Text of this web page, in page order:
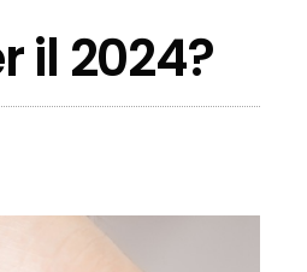
il 2024?